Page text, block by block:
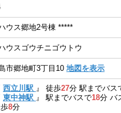
ウス郷地2号棟 *****
ウスゴウチニゴウトウ
市郷地町3丁目10 地図を表示
西立川駅 』 徒歩27分 駅までバス
東中神駅 』 駅までバスで18分 バ
8分